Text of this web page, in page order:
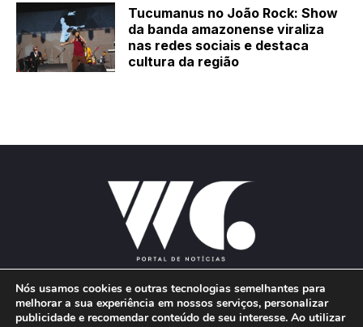
Tucumanus no João Rock: Show
da banda amazonense viraliza
nas redes sociais e destaca
cultura da região
Nós usamos cookies e outras tecnologias semelhantes para
melhorar a sua experiência em nossos serviços, personalizar
publicidade e recomendar conteúdo de seu interesse. Ao utilizar